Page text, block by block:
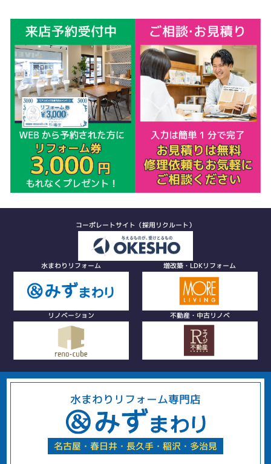
コーポレートサイト（採用リクルート）
水まわりリフォーム 増改築・LDKリフォーム
リノベーション 不動産・中古リノベ
水まわりリフォーム専門店
名古屋・春日井・長久手・稲沢・多治見